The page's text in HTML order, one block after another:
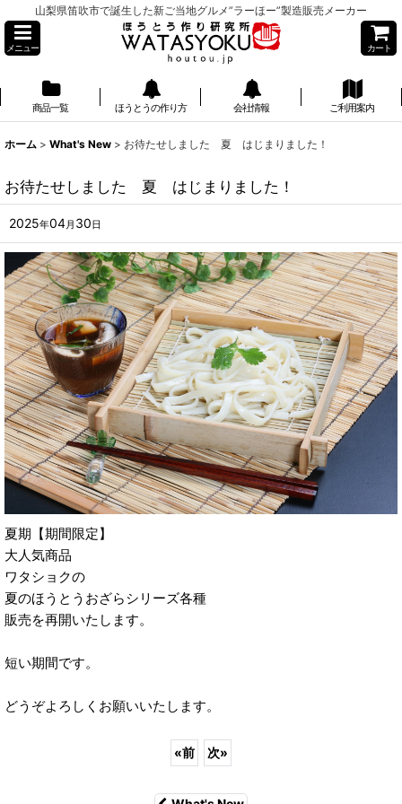
山梨県笛吹市で誕生した新ご当地グルメ”ラーほー”製造販売メーカー
メニュー カート
商品一覧 ほうとうの作り方 会社情報 ご利用案内
ホーム > What's New > お待たせしました 夏 はじまりました！
お待たせしました 夏 はじまりました！
2025年04月 30日
夏期【期間限定】
大人気商品
ワタショクの
夏のほうとうおざらシリーズ各種
販売を再開いたします。
短い期間です。
どうぞよろしくお願いいたします。
«前 次»